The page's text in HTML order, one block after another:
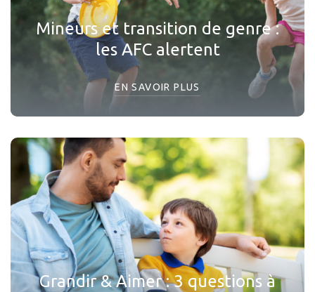
Mineurs et transition de genre :
les AFC alertent
EN SAVOIR PLUS
Grandir & Aimer : 3 questions à